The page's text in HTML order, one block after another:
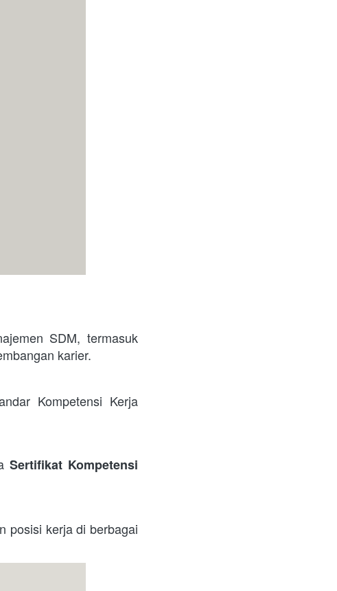
SDM, termasuk
karier.
Kompetensi Kerja
Sertifikat Kompetensi
posisi kerja di berbagai